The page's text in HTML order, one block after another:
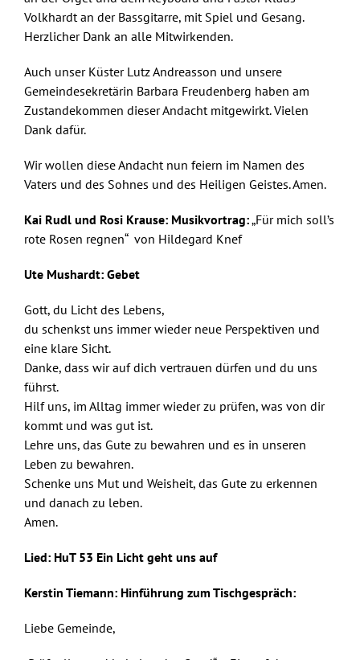
Volkhardt an der Bassgitarre, mit Spiel und Gesang.
Herzlicher Dank an alle Mitwirkenden.
Auch unser Küster Lutz Andreasson und unsere
Gemeindesekretärin Barbara Freudenberg haben am
Zustandekommen dieser Andacht mitgewirkt. Vielen
Dank dafür.
Wir wollen diese Andacht nun feiern im Namen des
Vaters und des Sohnes und des Heiligen Geistes. Amen.
Kai Rudl und Rosi Krause: Musikvortrag:„Für mich soll’s
rote Rosen regnen“ von Hildegard Knef
Ute Mushardt: Gebet
Gott, du Licht des Lebens,
du schenkst uns immer wieder neue Perspektiven und
eine klare Sicht.
Danke, dass wir auf dich vertrauen dürfen und du uns
führst.
Hilf uns, im Alltag immer wieder zu prüfen, was von dir
kommt und was gut ist.
Lehre uns, das Gute zu bewahren und es in unseren
Leben zu bewahren.
Schenke uns Mut und Weisheit, das Gute zu erkennen
und danach zu leben.
Amen.
Lied: HuT 53 Ein Licht geht uns auf
Kerstin Tiemann: Hinführung zum Tischgespräch:
Liebe Gemeinde,